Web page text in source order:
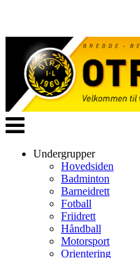
Veksle
navigasjon
Undergrupper
Hovedsiden
Badminton
Barneidrett
Fotball
Friidrett
Håndball
Motorsport
Orientering